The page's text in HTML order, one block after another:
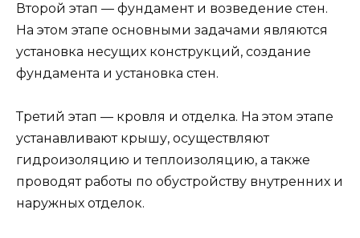
Второй этап — фундамент и возведение стен.
На этом этапе основными задачами являются
установка несущих конструкций, создание
фундамента и установка стен.
Третий этап — кровля и отделка. На этом этапе
устанавливают крышу, осуществляют
гидроизоляцию и теплоизоляцию, а также
проводят работы по обустройству внутренних и
наружных отделок.